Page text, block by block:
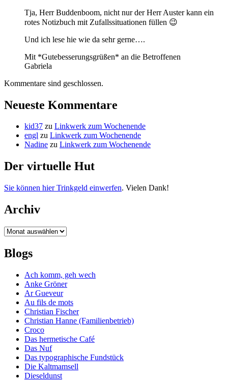
Tja, Herr Buddenboom, nicht nur der Herr Auster kann ein
rotes Notizbuch mit Zufallssituationen füllen 😉
Und ich lese hie wie da sehr gerne….
Mit *Gutebesserungsgrüßen* an die Betroffenen
Gabriela
Kommentare sind geschlossen.
Neueste Kommentare
kid37 zu Linkwerk zum Wochenende
engl zu Linkwerk zum Wochenende
Nadine zu Linkwerk zum Wochenende
Der virtuelle Hut
Sie können hier Trinkgeld einwerfen. Vielen Dank!
Archiv
Archiv
Blogs
Ach komm, geh wech
Anke Gröner
Ar Gueveur
Au fils de mots
Christian Fischer
Christian Hanne (Familienbetrieb)
Croco
Das hermetische Café
Das Nuf
Das typographische Fundstück
Die Kaltmamsell
Dieseldunst